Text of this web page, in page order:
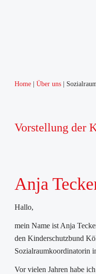
Home Über uns
Vorstellung der
Anja
Hallo,
mein Name ist Anja
den Kinderschutzbund
Sozialraumkoordinatorin
Vor vielen Jahren habe